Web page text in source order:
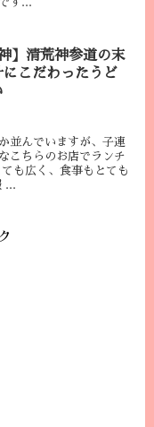
】清荒神参道の末
こだわったうど
並んでいますが、子連
こちらのお店でランチ
も広く、食事もとても
...